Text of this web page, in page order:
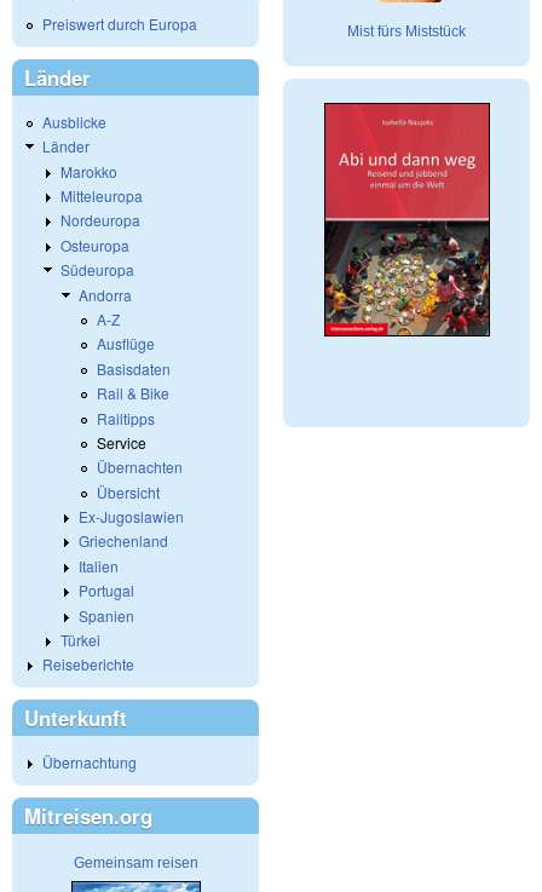
Preiswert durch Europa
Länder
Ausblicke
Länder
Marokko
Mitteleuropa
Nordeuropa
Osteuropa
Südeuropa
Andorra
A-Z
Ausflüge
Basisdaten
Rail & Bike
Railtipps
Service
Übernachten
Übersicht
Ex-Jugoslawien
Griechenland
Italien
Portugal
Spanien
Türkei
Reiseberichte
Unterkunft
Übernachtung
Mitreisen.org
Gemeinsam reisen
Mist fürs Miststück